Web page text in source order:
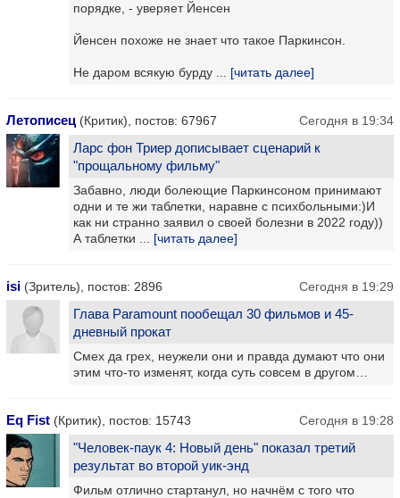
порядке, - уверяет Йенсен
Йенсен похоже не знает что такое Паркинсон.
Не даром всякую бурду ... [читать далее]
Летописец (Критик), постов: 67967 Сегодня в 19:34
Ларс фон Триер дописывает сценарий к
"прощальному фильму"
Забавно, люди болеющие Паркинсоном принимают
одни и те жи таблетки, наравне с психбольными:)И
как ни странно заявил о своей болезни в 2022 году))
А таблетки ... [читать далее]
isi (Зритель), постов: 2896 Сегодня в 19:29
Глава Paramount пообещал 30 фильмов и 45-
дневный прокат
Смех да грех, неужели они и правда думают что они
этим что-то изменят, когда суть совсем в другом…
Eq Fist (Критик), постов: 15743 Сегодня в 19:28
"Человек-паук 4: Новый день" показал третий
результат во второй уик-энд
Фильм отлично стартанул, но начнём с того что